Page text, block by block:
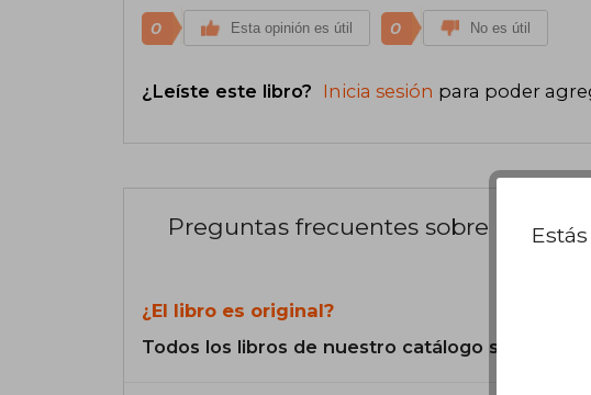
0 Esta opinión es útil 0 No es útil
¿Leíste este libro? Inicia sesión para poder
Preguntas frecuentes sobre el libro
¿El libro es original?
Todos los libros de nuestro catálogo son